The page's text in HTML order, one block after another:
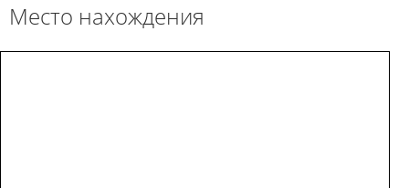
Место нахождения